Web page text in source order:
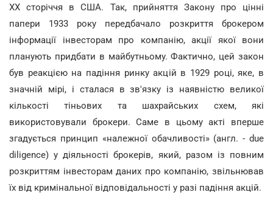
ХХ сторіччя в США. Так, прийняття Закону про цінні
папери 1933 року передбачало розкриття брокером
інформації інвесторам про компанію, акції якої вони
планують придбати в майбутньому. Фактично, цей закон
був реакцією на падіння ринку акцій в 1929 році, яке, в
значній мірі, і сталася в зв'язку із наявністю великої
кількості тіньових та шахрайських схем, які
використовували брокери. Саме в цьому акті вперше
згадується принцип «належної обачливості» (англ. - due
diligence) у діяльності брокерів, який, разом із повним
розкриттям інвесторам даних про компанію, звільнював
їх від кримінальної відповідальності у разі падіння акцій.